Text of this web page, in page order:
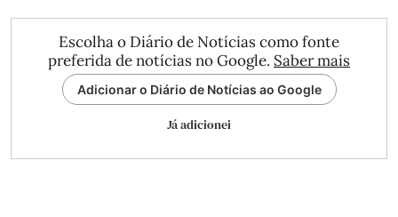
Escolha o Diário de Notícias como fonte
preferida de notícias no Google. Saber mais
Adicionar o Diário de Notícias ao Google
Já adicionei